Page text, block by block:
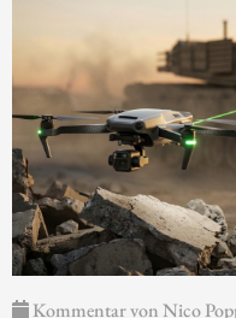
Kommentar von Nico